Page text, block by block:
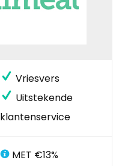
Vriesvers
Uitstekende
klantenservice
MET €13%